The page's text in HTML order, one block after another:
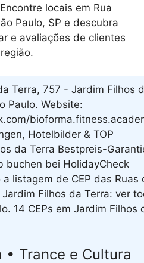
locais em Rua
Paulo, SP e descubra
e avaliações de clientes
Terra, 757 - Jardim Filhos
Paulo. Website:
Hotelbilder & TOP
da Terra Bestpreis-
buchen bei HolidayCheck
listagem de CEP das Ruas
Filhos da Terra: ver
14 CEPs em Jardim Filhos
• Trance e Cultura